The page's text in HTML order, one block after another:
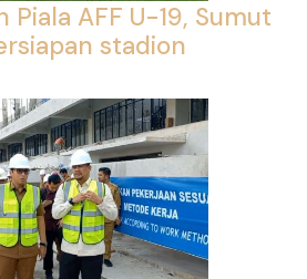
AFF U-19, Sumut
stadion